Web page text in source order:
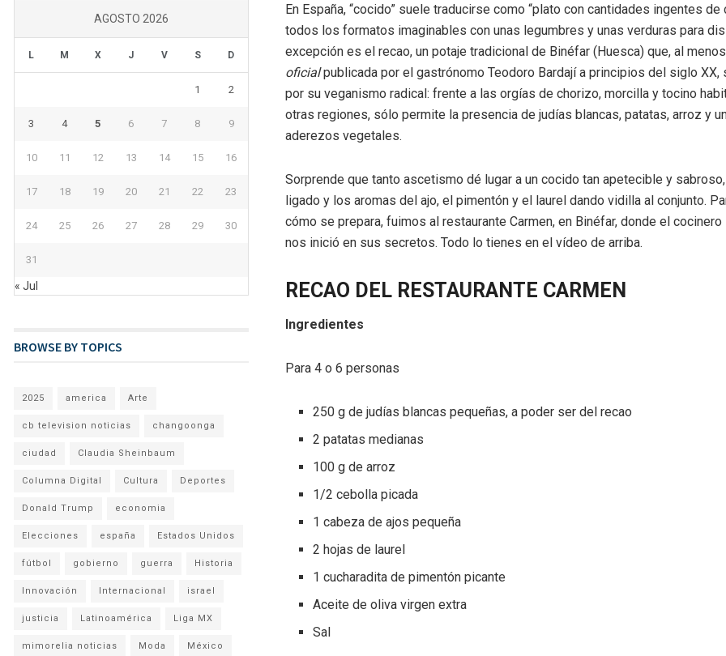
En España, “cocido” suele traducirse como “plato con cantidades ingentes de
todos los formatos imaginables con unas legumbres y unas verduras para
excepción es el recao, un potaje tradicional de Binéfar (Huesca) que, al
oficialpublicada por el gastrónomo Teodoro Bardají a principios del siglo XX,
por su veganismo radical: frente a las orgías de chorizo, morcilla y tocino
otras regiones, sólo permite la presencia de judías blancas, patatas, arroz y
aderezos vegetales.
Sorprende que tanto ascetismo dé lugar a un cocido tan apetecible y
ligado y los aromas del ajo, el pimentón y el laurel dando vidilla al conjunto.
cómo se prepara, fuimos al restaurante Carmen, en Binéfar, donde el cocinero
nos inició en sus secretos. Todo lo tienes en el vídeo de arriba.
RECAO DEL RESTAURANTE CARMEN
Ingredientes
Para 4 o 6 personas
250 g de judías blancas pequeñas, a poder ser del recao
2 patatas medianas
100 g de arroz
1/2 cebolla picada
1 cabeza de ajos pequeña
2 hojas de laurel
1 cucharadita de pimentón picante
Aceite de oliva virgen extra
Sal
AGOSTO 2026
L M X J V S D
1 2
3 4 5 6 7 8 9
10 11 12 13 14 15 16
17 18 19 20 21 22 23
24 25 26 27 28 29 30
31
« Jul
BROWSE BY TOPICS
2025 america Arte
cb television noticias changoonga
ciudad Claudia Sheinbaum
Columna Digital Cultura Deportes
Donald Trump economia
Elecciones españa Estados Unidos
fútbol gobierno guerra Historia
Innovación Internacional israel
justicia Latinoamérica Liga MX
mimorelia noticias Moda México